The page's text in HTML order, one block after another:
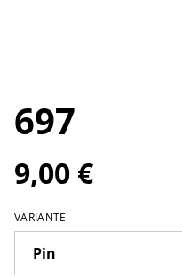
697
9,00 €
VARIANTE